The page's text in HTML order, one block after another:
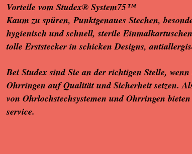
Vorteile vom Studex® System75™
Kaum zu spüren, Punktgenaues Stechen,
hygienisch und schnell, sterile
tolle Erststecker in schicken Designs,
Bei Studex sind Sie an der richtigen Stelle,
Ohrringen auf Qualität und Sicherheit setzen.
von Ohrlochstechsystemen und Ohrringen
service.